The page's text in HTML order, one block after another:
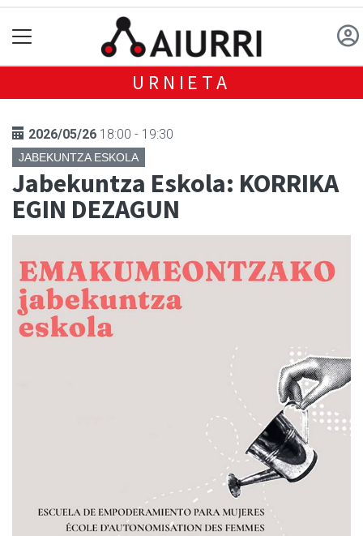
URNIETA
2026/05/26 18:00 - 19:30
JABEKUNTZA ESKOLA
Jabekuntza Eskola: KORRIKA
EGIN DEZAGUN